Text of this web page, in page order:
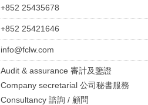
+852 25435678
+852 25421646
info@fclw.com
Audit & assurance 審計及鑒證
Company secretarial 公司秘書服務
Consultancy 諮詢 / 顧問